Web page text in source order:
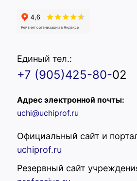
Единый тел.:
+7 (905)425-80-02
Адрес электронной почты:
uchi@uchiprof.ru
Официальный сайт и
uchiprof.ru
Резервный сайт